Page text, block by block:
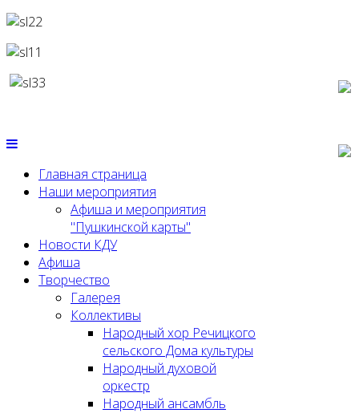
Главная страница
Наши мероприятия
Афиша и мероприятия
"Пушкинской карты"
Новости КДУ
Афиша
Творчество
Галерея
Коллективы
Народный хор Речицкого
сельского Дома культуры
Народный духовой
оркестр
Народный ансамбль